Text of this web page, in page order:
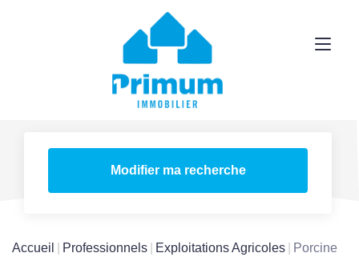
Modifier ma recherche
Accueil Professionnels Exploitations Agricoles Porcine